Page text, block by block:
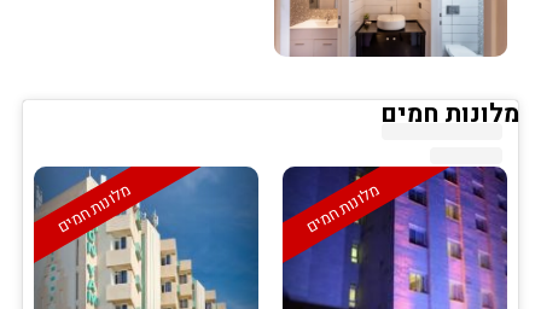
מלונות חמים
מלונות חמים מלונות חמים